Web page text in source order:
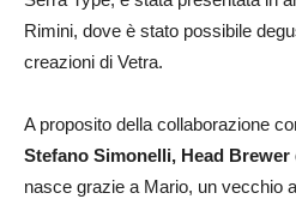
Rimini, dove è stato possibile
creazioni di Vetra.
A proposito della collaborazione
Stefano Simonelli, Head Brewer
nasce grazie a Mario, un vecchio